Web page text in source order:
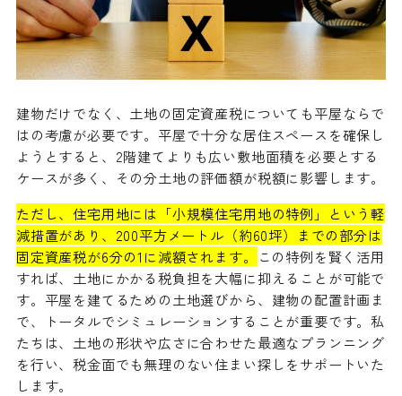
建物だけでなく、土地の固定資産税についても平屋ならで
はの考慮が必要です。平屋で十分な居住スペースを確保し
ようとすると、2階建てよりも広い敷地面積を必要とする
ケースが多く、その分土地の評価額が税額に影響します。
ただし、住宅用地には「小規模住宅用地の特例」という軽
減措置があり、200平方メートル（約60坪）までの部分は
固定資産税が6分の1に減額されます。
この特例を賢く活用
すれば、土地にかかる税負担を大幅に抑えることが可能で
す。平屋を建てるための土地選びから、建物の配置計画ま
で、トータルでシミュレーションすることが重要です。私
たちは、土地の形状や広さに合わせた最適なプランニング
を行い、税金面でも無理のない住まい探しをサポートいた
します。